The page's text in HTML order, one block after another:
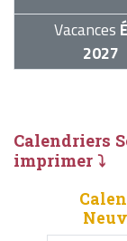
Vacances
2027
Calendriers
imprimer ⤵